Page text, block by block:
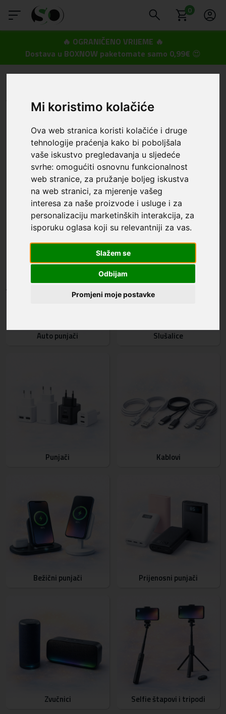
Mi koristimo kolačiće
Ova web stranica koristi kolačiće i druge
tehnologije praćenja kako bi poboljšala
vaše iskustvo pregledavanja u sljedeće
svrhe:omogućiti osnovnu funkcionalnost
web stranice, za pružanje boljeg iskustva
na web stranici, za mjerenje vašeg
interesa za naše proizvode i usluge i za
personalizaciju marketinških interakcija, za
isporuku oglasa koji su relevantniji za vas.
Slažem se
Odbijam
Promjeni moje postavke
0
🔥 OGRANIČENO VRIJEME 🔥
Dostava u BOXNOW paketomate samo 0,99€ 😍
Apple - iPhone 16
Maskice i zaštita za ekran Auto stalci
Auto punjači Slušalice
Punjači Kablovi
Bežični punjači Prijenosni punjači
Zvučnici Selfie štapovi i tripodi